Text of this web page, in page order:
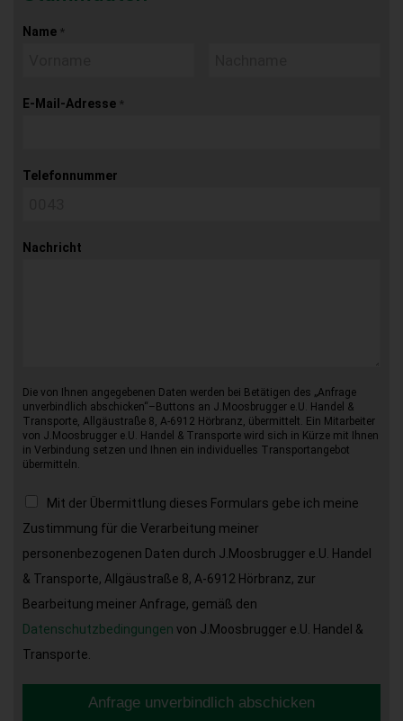
Name *
E-Mail-Adresse *
Telefonnummer
Nachricht
Die von Ihnen angegebenen Daten werden bei Betätigen des „Anfrage
unverbindlich abschicken“–Buttons an J.Moosbrugger e.U. Handel &
Transporte, Allgäustraße 8, A-6912 Hörbranz, übermittelt. Ein Mitarbeiter
von J.Moosbrugger e.U. Handel & Transporte wird sich in Kürze mit Ihnen
in Verbindung setzen und Ihnen ein individuelles Transportangebot
übermitteln.
Mit der Übermittlung dieses Formulars gebe ich meine
Zustimmung für die Verarbeitung meiner
personenbezogenen Daten durch J.Moosbrugger e.U. Handel
& Transporte, Allgäustraße 8, A-6912 Hörbranz, zur
Bearbeitung meiner Anfrage, gemäß den
Datenschutzbedingungen von J.Moosbrugger e.U. Handel &
Transporte.
Anfrage unverbindlich abschicken